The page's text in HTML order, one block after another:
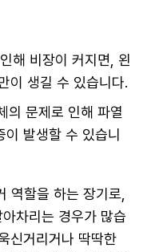
해 비장이 커지면, 왼
이 생길 수 있습니다.
의 문제로 인해 파열
발생할 수 있습니
역할을 하는 장기로,
차리는 경우가 많습
신거리거나 딱딱한